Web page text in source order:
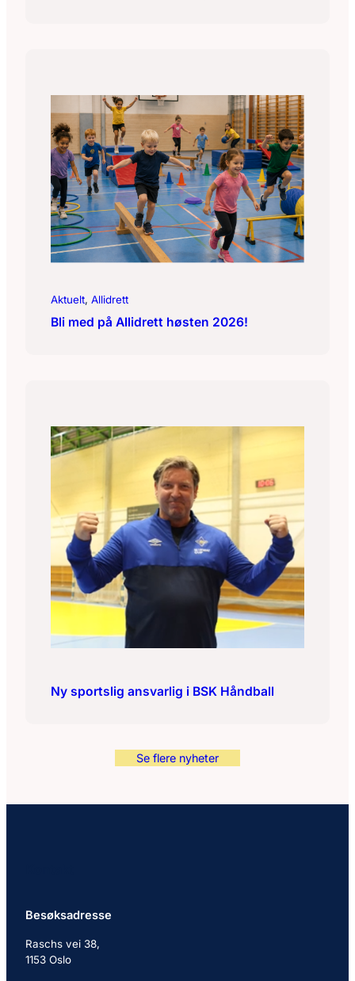
Aktuelt, Allidrett
Bli med på Allidrett høsten 2026!
Ny sportslig ansvarlig i BSK Håndball
Se flere nyheter
Besøksadresse
Raschs vei 38,
1153 Oslo